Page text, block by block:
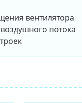
вентилятора
потока